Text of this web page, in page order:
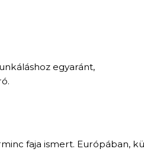
egyaránt,
faja ismert. Európában,